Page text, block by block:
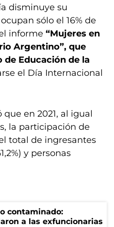
disminuye su
sólo el 16% de
informe “Mujeres en
Argentino”, que
Educación de la
el Día Internacional
en 2021, al igual
la participación de
total de ingresantes
y personas
contaminado:
a las exfuncionarias